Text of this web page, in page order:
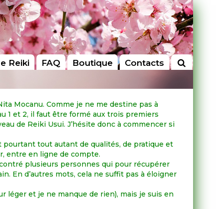
Reiki FAQ Boutique Contacts
Mocanu. Comme je ne me destine pas à
1 et 2, il faut être formé aux trois premiers
de Reiki Usui. J’hésite donc à commencer si
pourtant tout autant de qualités, de pratique et
entre en ligne de compte.
plusieurs personnes qui pour récupérer
En d’autres mots, cela ne suffit pas à éloigner
léger et je ne manque de rien), mais je suis en